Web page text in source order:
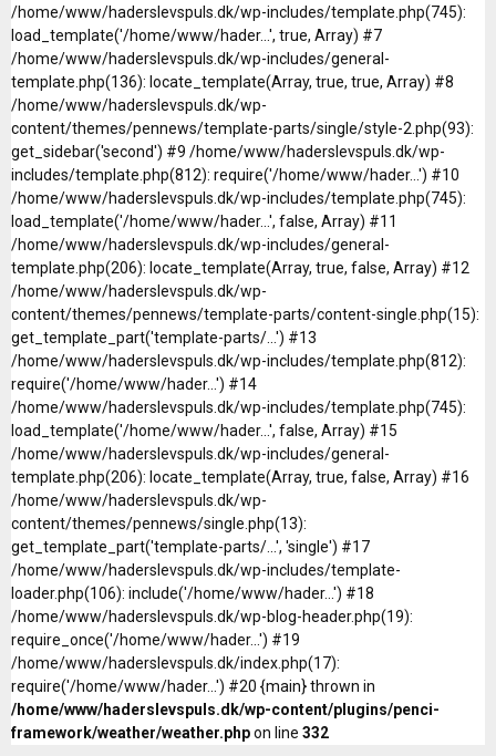
/home/www/haderslevspuls.dk/wp-includes/template.php(745):
load_template('/home/www/hader...', true, Array) #7
/home/www/haderslevspuls.dk/wp-includes/general-
template.php(136): locate_template(Array, true, true, Array) #8
/home/www/haderslevspuls.dk/wp-
content/themes/pennews/template-parts/single/style-2.php(93):
get_sidebar('second') #9 /home/www/haderslevspuls.dk/wp-
includes/template.php(812): require('/home/www/hader...') #10
/home/www/haderslevspuls.dk/wp-includes/template.php(745):
load_template('/home/www/hader...', false, Array) #11
/home/www/haderslevspuls.dk/wp-includes/general-
template.php(206): locate_template(Array, true, false, Array) #12
/home/www/haderslevspuls.dk/wp-
content/themes/pennews/template-parts/content-single.php(15):
get_template_part('template-parts/...') #13
/home/www/haderslevspuls.dk/wp-includes/template.php(812):
require('/home/www/hader...') #14
/home/www/haderslevspuls.dk/wp-includes/template.php(745):
load_template('/home/www/hader...', false, Array) #15
/home/www/haderslevspuls.dk/wp-includes/general-
template.php(206): locate_template(Array, true, false, Array) #16
/home/www/haderslevspuls.dk/wp-
content/themes/pennews/single.php(13):
get_template_part('template-parts/...', 'single') #17
/home/www/haderslevspuls.dk/wp-includes/template-
loader.php(106): include('/home/www/hader...') #18
/home/www/haderslevspuls.dk/wp-blog-header.php(19):
require_once('/home/www/hader...') #19
/home/www/haderslevspuls.dk/index.php(17):
require('/home/www/hader...') #20 {main} thrown in
/home/www/haderslevspuls.dk/wp-content/plugins/penci-
framework/weather/weather.phpon line 332